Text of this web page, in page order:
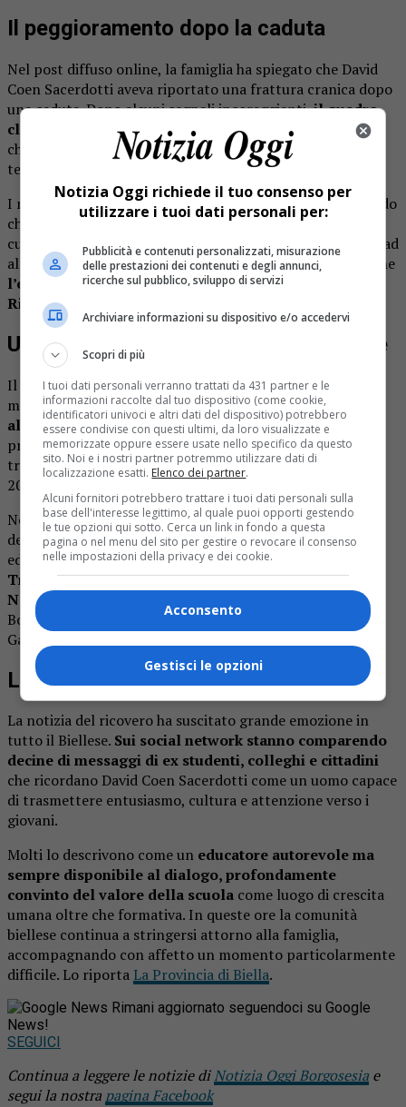
Il peggioramento dopo la caduta
Nel post diffuso online, la famiglia ha spiegato che David
Coen Sacerdotti aveva riportato una frattura cranica dopo
una caduta. Dopo alcuni segnali incoraggianti,il quadro
clinico si è aggravato a causa di una grave infezione
che si è estesa nonostante le cure e i continui cambi di
terapia antibiotica.
I medici hanno parlato con chiarezza ai familiari, spiegando
che la situazione è ormai estremamente compromessa. Le
cure sono ora orientate a garantire il massimo comfort e ad
alleviare ogni sofferenza. I figli hanno inoltre ricordato che
l’ex preside si trova ricoverato nel reparto di
Rianimazione del nosocomio biellese
Una figura storica della scuola biellese
Il nome di David Coen Sacerdotti è legato da decenni al
mondo dell’istruzione del territorio.La sua esperienza
all’istituto Avogadro ha attraversato diverse epoche
prima come studente dal 1961 al 1966, poi come docente
tra il 1985 e il 1999 e infine come dirigente scolastico dal
2012 al 2014.
Nel corso della carriera ha lavorato anche in altre scuole
del Biellese, distinguendosi per competenza e passione
educativa. È statodirigente dell’alberghiero Zegna di
Trivero negli anni a cavallo tra la fine degli anni
Novanta e i primi Duemila
, oltre a ricoprire incarichi al
Bona, all’Istituto del Cossatese e Valle Strona e all’Ic di
Gaglianico.
L’affetto di studenti e colleghi
La notizia del ricovero ha suscitato grande emozione in
tutto il Biellese. Sui social network stanno comparendo
decine di messaggi di ex studenti, colleghi e cittadini
che ricordano David Coen Sacerdotti come un uomo capace
di trasmettere entusiasmo, cultura e attenzione verso i
giovani.
Molti lo descrivono come un educatore autorevole ma
sempre disponibile al dialogo, profondamente
convinto del valore della scuola come luogo di crescita
umana oltre che formativa. In queste ore la comunità
biellese continua a stringersi attorno alla famiglia,
accompagnando con affetto un momento particolarmente
difficile. Lo riporta La Provincia di Biella.
Rimani aggiornato seguendoci su Google
News!
SEGUICI
Continua a leggere le notizie diNotizia Oggi Borgosesia e
segui la nostra pagina Facebook
Notizia Oggi richiede il tuo consenso per
utilizzare i tuoi dati personali per:
Pubblicità e contenuti personalizzati, misurazione
delle prestazioni dei contenuti e degli annunci,
ricerche sul pubblico, sviluppo di servizi
Archiviare informazioni su dispositivo e/o accedervi
Scopri di più
I tuoi dati personali verranno trattati da 431 partner e le
informazioni raccolte dal tuo dispositivo (come cookie,
identificatori univoci e altri dati del dispositivo) potrebbero
essere condivise con questi ultimi, da loro visualizzate e
memorizzate oppure essere usate nello specifico da questo
sito. Noi e i nostri partner potremmo utilizzare dati di
localizzazione esatti. Elenco dei partner.
Alcuni fornitori potrebbero trattare i tuoi dati personali sulla
base dell'interesse legittimo, al quale puoi opporti gestendo
le tue opzioni qui sotto. Cerca un link in fondo a questa
pagina o nel menu del sito per gestire o revocare il consenso
nelle impostazioni della privacy e dei cookie.
Acconsento
Gestisci le opzioni